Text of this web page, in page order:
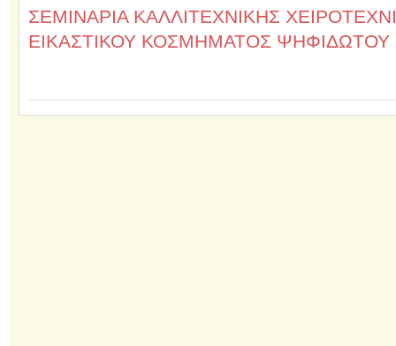
ΣΕΜΙΝΑΡΙΑ ΚΑΛΛΙΤΕΧΝΙΚΗΣ
ΕΙΚΑΣΤΙΚΟΥ ΚΟΣΜΗΜΑΤΟΣ ΨΗΦΙΔΩΤΟΥ